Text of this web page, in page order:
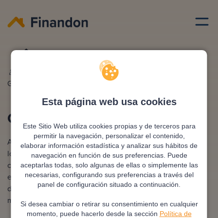
Esta página web usa cookies
Este Sitio Web utiliza cookies propias y de terceros para
permitir la navegación, personalizar el contenido,
elaborar información estadística y analizar sus hábitos de
navegación en función de sus preferencias. Puede
aceptarlas todas, solo algunas de ellas o simplemente las
necesarias, configurando sus preferencias a través del
panel de configuración situado a continuación.
Si desea cambiar o retirar su consentimiento en cualquier
momento, puede hacerlo desde la sección Política de
Hipoteca Costes hipoteca
Gonzalez
Editado y revisado por
Rampani
Costes de una Hipoteca
Al contratar una hipoteca, es fundamental entender todos
los costes asociados: tasación, notaría, registro y
comisiones, entre otros. Aunque gran parte los asume la
entidad financiera, algunos siguen siendo responsabilidad
del comprador. Estar bien informado ayuda a planificar
mejor la operación.